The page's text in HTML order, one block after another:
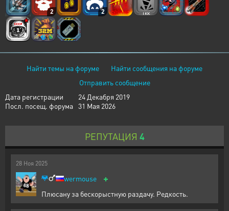
2 2
Найти темы на форуме
Найти сообщения на форуме
Отправить сообщение
Дата регистрации
24 Декабря 2019
Посл. посещ. форума 31 Мая 2026
РЕПУТАЦИЯ 4
28 Ноя 2025
wermouse +
Плюсану за бескорыстную раздачу. Редкость.